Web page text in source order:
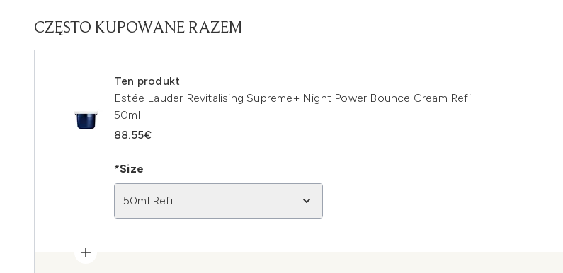
CZĘSTO KUPOWANE RAZEM
Ten produkt
Estée Lauder Revitalising Supreme+ Night Power Bounce Cream Refill
50ml
88.55€
*Size
50ml Refill